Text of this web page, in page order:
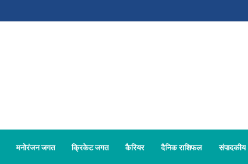
मनोरंजन जगत क्रिकेट जगत कैरियर दैनिक राशिफल संपादकीय